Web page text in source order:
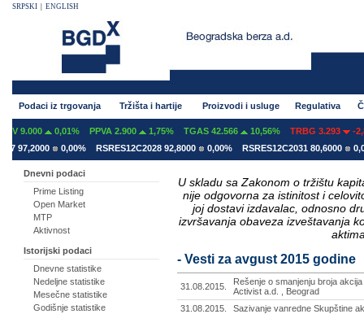
SRPSKI ENGLISH
Podaci iz trgovanja Tržišta i hartije Proizvodi i usluge Regulativa
0,01% PPVA 2.900 1,75% TGAS 42.566 10,56% TRBG 3.293
-2,86%
0,00% RSRES12C2028 92,8000 0,00% RSRES12C2031 80,6000 0,00%
Dnevni podaci
Prime Listing
Open Market
MTP
Aktivnost
Istorijski podaci
Dnevne statistike
Nedeljne statistike
Mesečne statistike
Godišnje statistike
U skladu sa Zakonom o tržištu
nije odgovorna za istinitost i
joj dostavi izdavalac, odnosno
izvršavanja obaveza izveštavanja
- Vesti za avgust 2015 godine
31.08.2015.
Rešenje o smanjenju broja
Activist a.d. , Beograd
31.08.2015.
Sazivanje vanredne Skupštine